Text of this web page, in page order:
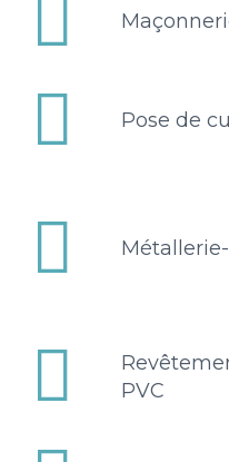



 Pose de




PVC